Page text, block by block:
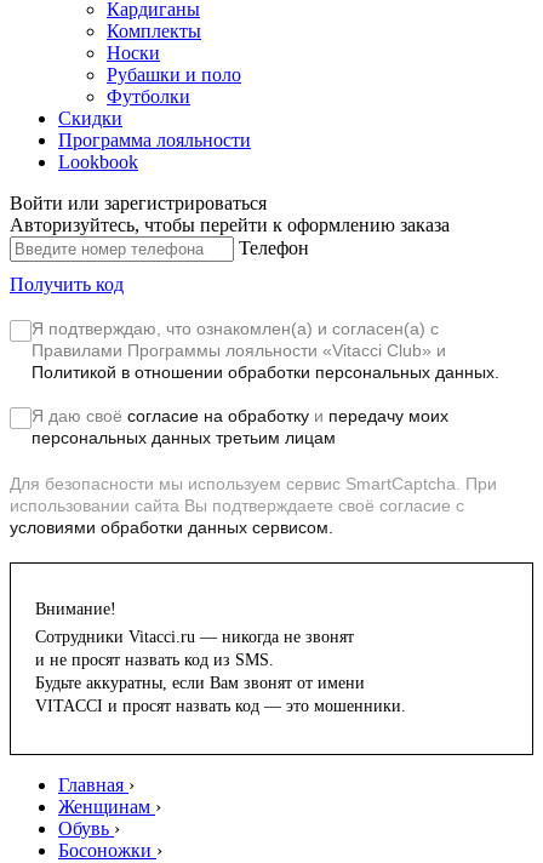
Кардиганы
Комплекты
Носки
Рубашки и поло
Футболки
Скидки
Программа лояльности
Lookbook
Войти или зарегистрироваться
Авторизуйтесь, чтобы перейти к оформлению заказа
Телефон
Получить код
Я подтверждаю, что ознакомлен(а) и согласен(а) с
Правилами Программы лояльности «Vitacci Club» и
Политикой в отношении обработки персональных данных.
Я даю своё согласие на обработку и передачу моих
персональных данных третьим лицам
Для безопасности мы используем сервис SmartCaptcha. При
использовании сайта Вы подтверждаете своё согласие с
условиями обработки данных сервисом.
Внимание!
Сотрудники Vitacci.ru — никогда не звонят
и не просят назвать код из SMS.
Будьте аккуратны, если Вам звонят от имени
VITACCI и просят назвать код — это мошенники.
Главная ›
Женщинам ›
Обувь ›
Босоножки ›